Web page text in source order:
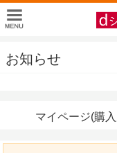
お知らせ
マイページ(購